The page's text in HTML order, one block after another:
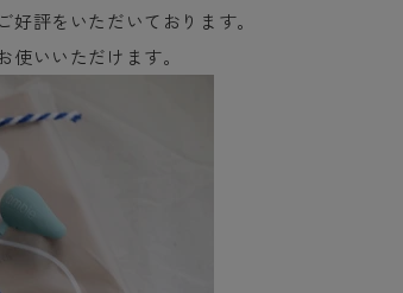
好評をいただいており ます。
いいただけます。